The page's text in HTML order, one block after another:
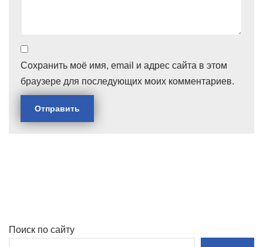
Сохранить моё имя, email и адрес сайта в этом
браузере для последующих моих комментариев.
Поиск по сайту